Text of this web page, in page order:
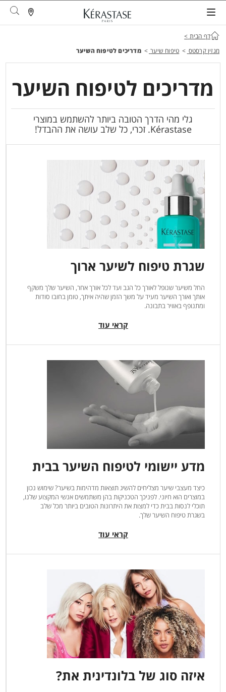
דף הבית >
מגזין קרסטס > טיפוח שיער > מדריכים לטיפוח השיער
מדריכים לטיפוח השיער
גלי מהי הדרך הטובה ביותר להשתמש במוצרי
Kérastase. זכרי, כל שלב עושה את ההבדל!
שגרת טיפוח לשיער ארוך
החל משיער שנופל לאורך כל הגב ועד לכל אורך אחר, השיער שלך משקף
אותך ואורך השיער מעיד על משך הזמן שהיה איתך, טומן בחובו סודות
ומתנופף באוויר בתבונה.
קראי עוד
מדע יישומי לטיפוח השיער בבית
כיצד מעצבי שיער מצליחים להשיג תוצאות מדהימות בשיער? שימוש נכון
במוצרים הוא חיוני. לפניכך הטכניקות בהן משתמשים אנשי המקצוע שלנו,
תוכלי לנסות בבית כדי למצות את היתרונות הטובים ביותר מכל שלב
בשגרת טיפוח השיער שלך.
קראי עוד
איזה סוג של בלונדינית את?